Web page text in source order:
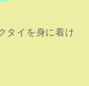
タイを身に着け